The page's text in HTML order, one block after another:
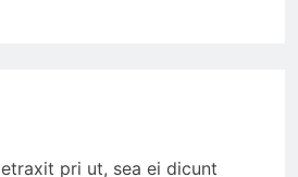
pri ut, sea ei dicunt